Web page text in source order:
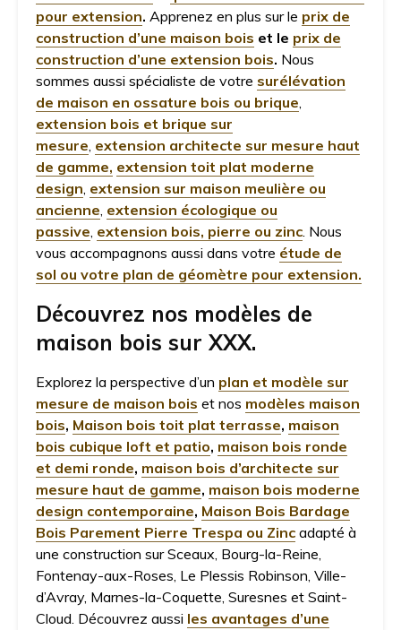
pour extension. Apprenez en plus sur le prix de
construction d’une maison bois et le prix de
construction d’une extension bois. Nous
sommes aussi spécialiste de votre surélévation
de maison en ossature bois ou brique,
extension bois et brique sur
mesure, extension architecte sur mesure haut
de gamme, extension toit plat moderne
design, extension sur maison meulière ou
ancienne, extension écologique ou
passive, extension bois, pierre ou zinc. Nous
vous accompagnons aussi dans votre étude de
sol ou votre plan de géomètre pour extension.
Découvrez nos modèles de
maison bois sur XXX.
Explorez la perspective d’un plan et modèle sur
mesure de maison bois et nos modèles maison
bois, Maison bois toit plat terrasse, maison
bois cubique loft et patio, maison bois ronde
et demi ronde, maison bois d’architecte sur
mesure haut de gamme, maison bois moderne
design contemporaine, Maison Bois Bardage
Bois Parement Pierre Trespa ou Zinc adapté à
une construction sur Sceaux, Bourg-la-Reine,
Fontenay-aux-Roses, Le Plessis Robinson, Ville-
d’Avray, Marnes-la-Coquette, Suresnes et Saint-
Cloud. Découvrez aussi les avantages d’une